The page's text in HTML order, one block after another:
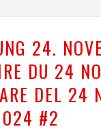
24.
DU 24
DEL 24
#2